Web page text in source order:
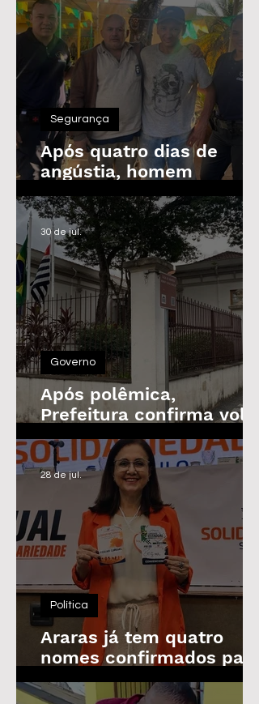
Após quatro dias de
angústia, homem
desaparecido é
encontrado em Araras
Segurança
Após polêmica,
Prefeitura confirma volta
do Prêmio de
Assiduidade
Governo
30 de jul.
Araras já tem quatro
nomes confirmados para
as Eleições de 2026
Política
28 de jul.